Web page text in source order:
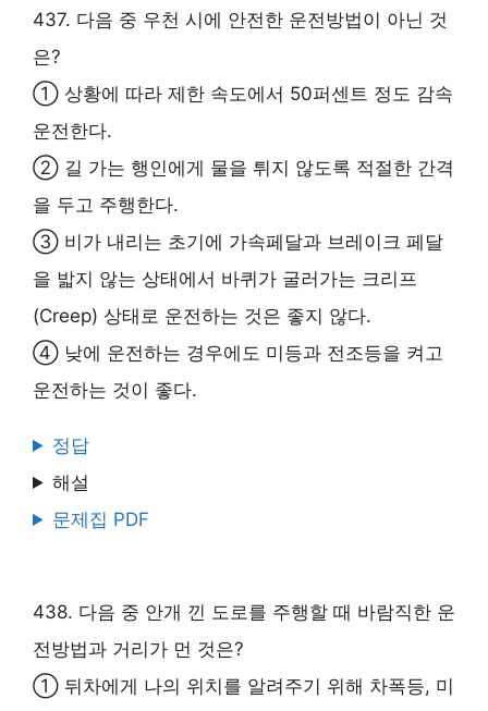
437. 다음 중 우천 시에 안전한 운전방법이 아닌 것
은?
① 상황에 따라 제한 속도에서 50퍼센트 정도 감속
운전한다.
② 길 가는 행인에게 물을 튀지 않도록 적절한 간격
을 두고 주행한다.
③ 비가 내리는 초기에 가속페달과 브레이크 페달
을 밟지 않는 상태에서 바퀴가 굴러가는 크리프
(Creep) 상태로 운전하는 것은 좋지 않다.
④ 낮에 운전하는 경우에도 미등과 전조등을 켜고
운전하는 것이 좋다.
정답
해설
문제집 PDF
438. 다음 중 안개 낀 도로를 주행할 때 바람직한 운
전방법과 거리가 먼 것은?
① 뒤차에게 나의 위치를 알려주기 위해 차폭등, 미